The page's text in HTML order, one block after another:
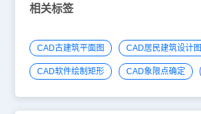
相关标签
CAD古建筑平面图 CAD居民建筑设计图
CAD软件绘制矩形 CAD象限点确定